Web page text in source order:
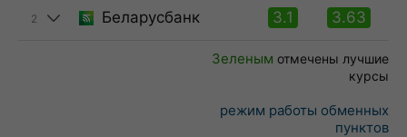
2 Беларусбанк 3.1 3.63
Зеленым отмечены лучшие
курсы
режим работы обменных
пунктов